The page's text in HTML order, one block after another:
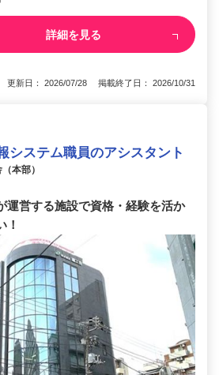
詳細を見る
更新日： 2026/07/28 掲載終了日： 2026/10/31
システム職員のアシスタント
本部）
運営する施設で資格・経験を活か
！